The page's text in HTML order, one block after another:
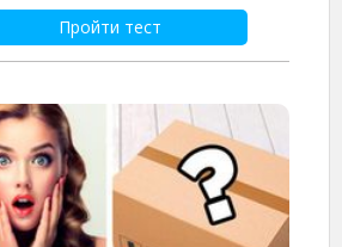
Пройти тест